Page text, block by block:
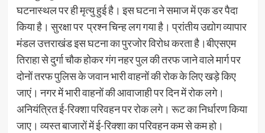
घटनास्थल पर ही मृत्यु हुई है। इस घटना ने समाज में एक डर पैदा
किया है। सुरक्षा पर प्रश्न चिन्ह लग गया है। प्रांतीय उद्योग व्यापार
मंडल उत्तराखंड इस घटना का पुरजोर विरोध करता है।बीएसएम
तिराहा से दुर्गा चौक होकर गंग नहर पुल की तरफ जाने वाले मार्ग पर
दोनों तरफ पुलिस के जवान भारी वाहनों की रोक के लिए खड़े किए
जाएं। नगर में भारी वाहनों की आवाजाही पर दिन में रोक लगे।
अनियंत्रित ई-रिक्शा परिवहन पर रोक लगे। रूट का निर्धारण किया
जाए। व्यस्त बाजारों में ई-रिक्शा का परिवहन कम से कम हो।